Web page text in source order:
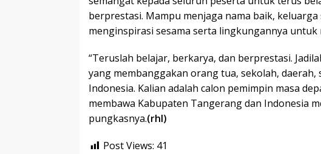
berprestasi. Mampu menjaga nama baik, keluarga
menginspirasi sesama serta lingkungannya untuk
“Teruslah belajar, berkarya, dan berprestasi.
yang membanggakan orang tua, sekolah, daerah,
Indonesia. Kalian adalah calon pemimpin masa
membawa Kabupaten Tangerang dan Indonesia
pungkasnya.(rhl)
Post Views: 41